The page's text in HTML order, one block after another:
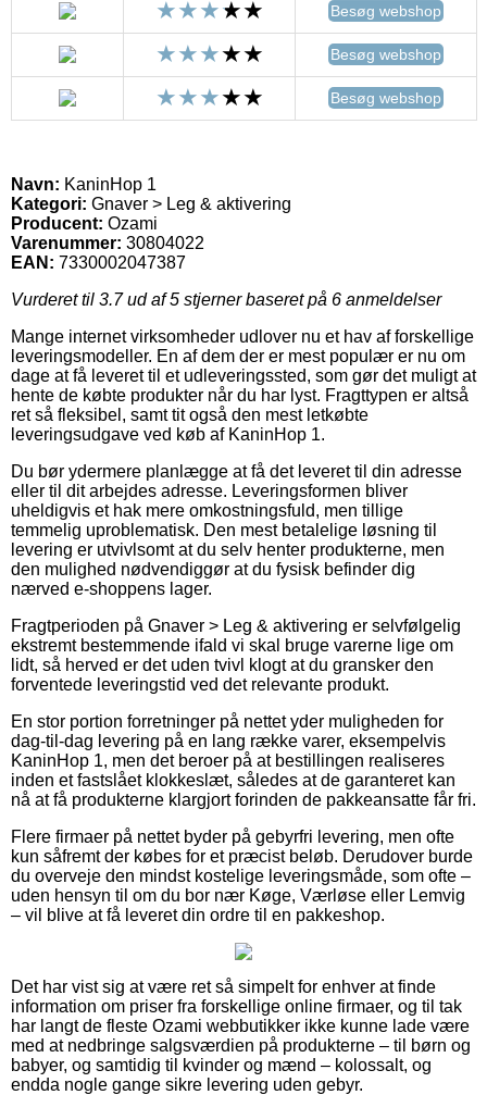
Besøg webshop
Besøg webshop
Besøg webshop
Navn: KaninHop 1
Kategori: Gnaver > Leg & aktivering
Producent: Ozami
Varenummer: 30804022
EAN: 7330002047387
Vurderet til 3.7ud af 5 stjerner baseret på 6 anmeldelser
Mange internet virksomheder udlover nu et hav af forskellige
leveringsmodeller. En af dem der er mest populær er nu om
dage at få leveret til et udleveringssted, som gør det muligt at
hente de købte produkter når du har lyst. Fragttypen er altså
ret så fleksibel, samt tit også den mest letkøbte
leveringsudgave ved køb af KaninHop 1.
Du bør ydermere planlægge at få det leveret til din adresse
eller til dit arbejdes adresse. Leveringsformen bliver
uheldigvis et hak mere omkostningsfuld, men tillige
temmelig uproblematisk. Den mest betalelige løsning til
levering er utvivlsomt at du selv henter produkterne, men
den mulighed nødvendiggør at du fysisk befinder dig
nærved e-shoppens lager.
Fragtperioden på Gnaver > Leg & aktivering er selvfølgelig
ekstremt bestemmende ifald vi skal bruge varerne lige om
lidt, så herved er det uden tvivl klogt at du gransker den
forventede leveringstid ved det relevante produkt.
En stor portion forretninger på nettet yder muligheden for
dag-til-dag levering på en lang række varer, eksempelvis
KaninHop 1, men det beroer på at bestillingen realiseres
inden et fastslået klokkeslæt, således at de garanteret kan
nå at få produkterne klargjort forinden de pakkeansatte får fri.
Flere firmaer på nettet byder på gebyrfri levering, men ofte
kun såfremt der købes for et præcist beløb. Derudover burde
du overveje den mindst kostelige leveringsmåde, som ofte –
uden hensyn til om du bor nær Køge, Værløse eller Lemvig
– vil blive at få leveret din ordre til en pakkeshop.
Det har vist sig at være ret så simpelt for enhver at finde
information om priser fra forskellige online firmaer, og til tak
har langt de fleste Ozami webbutikker ikke kunne lade være
med at nedbringe salgsværdien på produkterne – til børn og
babyer, og samtidig til kvinder og mænd – kolossalt, og
endda nogle gange sikre levering uden gebyr.